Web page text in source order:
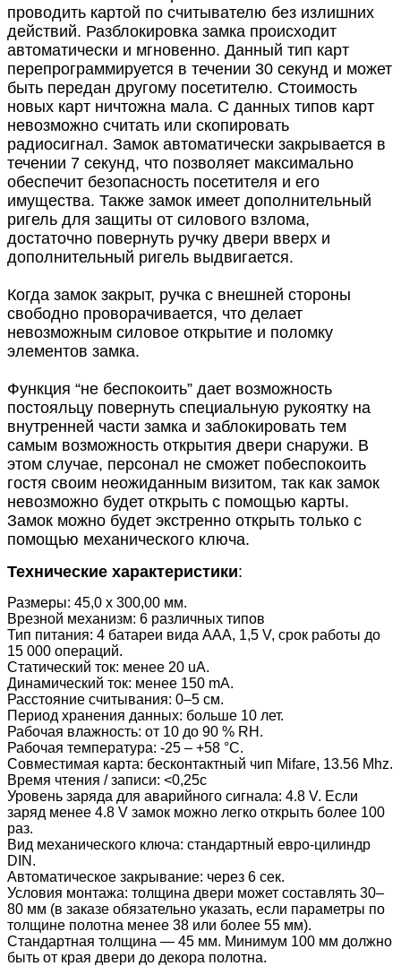
проводить картой по считывателю без излишних
действий. Разблокировка замка происходит
автоматически и мгновенно. Данный тип карт
перепрограммируется в течении 30 секунд и может
быть передан другому посетителю. Стоимость
новых карт ничтожна мала. С данных типов карт
невозможно считать или скопировать
радиосигнал. Замок автоматически закрывается в
течении 7 секунд, что позволяет максимально
обеспечит безопасность посетителя и его
имущества. Также замок имеет дополнительный
ригель для защиты от силового взлома,
достаточно повернуть ручку двери вверх и
дополнительный ригель выдвигается.
Когда замок закрыт, ручка с внешней стороны
свободно проворачивается, что делает
невозможным силовое открытие и поломку
элементов замка.
Функция “не беспокоить” дает возможность
постояльцу повернуть специальную рукоятку на
внутренней части замка и заблокировать тем
самым возможность открытия двери снаружи. В
этом случае, персонал не сможет побеспокоить
гостя своим неожиданным визитом, так как замок
невозможно будет открыть с помощью карты.
Замок можно будет экстренно открыть только с
помощью механического ключа.
Технические характеристики:
Размеры: 45,0 x 300,00 мм.
Врезной механизм: 6 различных типов
Тип питания: 4 батареи вида AAA, 1,5 V, срок работы до
15 000 операций.
Статический ток: менее 20 uA.
Динамический ток: менее 150 mA.
Расстояние считывания: 0–5 см.
Период хранения данных: больше 10 лет.
Рабочая влажность: от 10 до 90 % RH.
Рабочая температура: -25 – +58 °С.
Совместимая карта: бесконтактный чип Mifare, 13.56 Mhz.
Время чтения / записи: <0,25c
Уровень заряда для аварийного сигнала: 4.8 V. Если
заряд менее 4.8 V замок можно легко открыть более 100
раз.
Вид механического ключа: стандартный евро-цилиндр
DIN.
Автоматическое закрывание: через 6 сек.
Условия монтажа: толщина двери может составлять 30–
80 мм (в заказе обязательно указать, если параметры по
толщине полотна менее 38 или более 55 мм).
Стандартная толщина — 45 мм. Минимум 100 мм должно
быть от края двери до декора полотна.